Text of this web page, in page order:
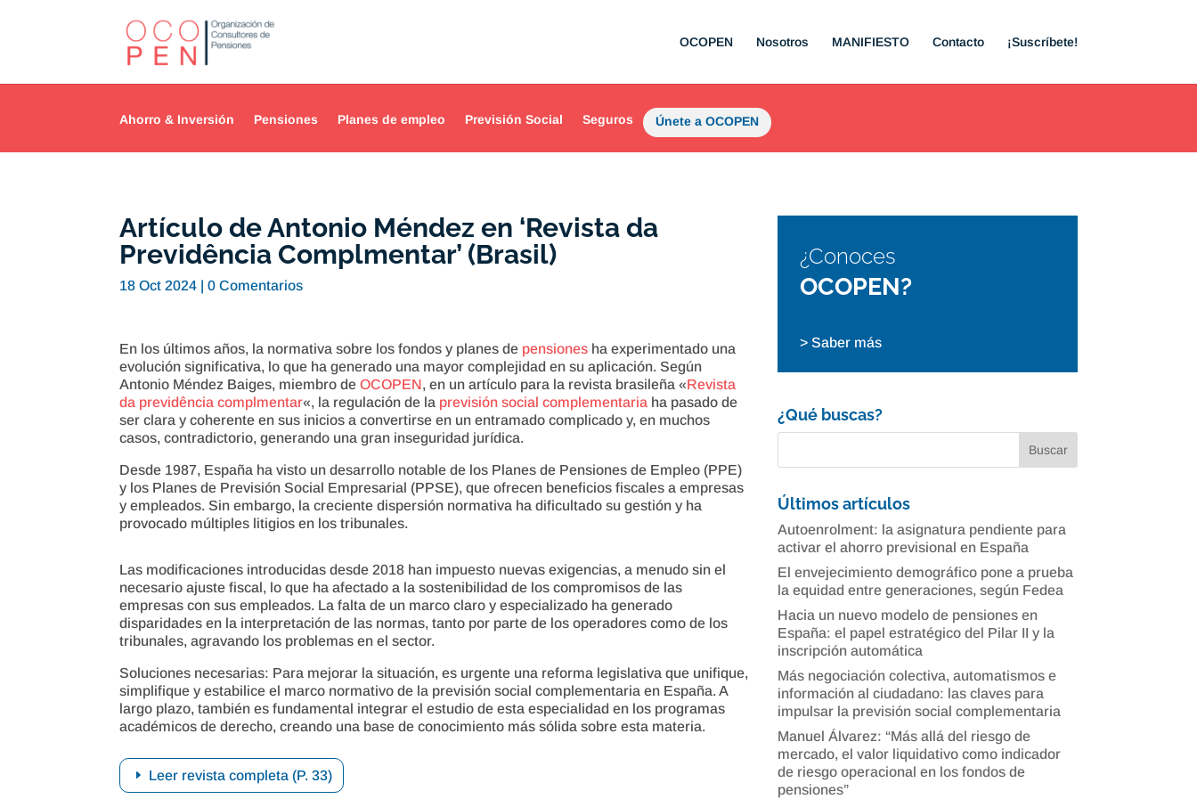
OCOPEN Nosotros MANIFIESTO Contacto ¡Suscríbete!
Ahorro & Inversión Pensiones Planes de empleo Previsión Social Seguros Únete a OCOPEN
Artículo de Antonio Méndez en ‘Revista da
Previdência Complmentar’ (Brasil)
18 Oct 2024 |0 Comentarios
En los últimos años, la normativa sobre los fondos y planes de pensiones ha experimentado una
evolución significativa, lo que ha generado una mayor complejidad en su aplicación. Según
Antonio Méndez Baiges, miembro deOCOPEN, en un artículo para la revista brasileña «Revista
da previdência complmentar«, la regulación de la previsión social complementaria ha pasado de
ser clara y coherente en sus inicios a convertirse en un entramado complicado y, en muchos
casos, contradictorio, generando una gran inseguridad jurídica.
Desde 1987, España ha visto un desarrollo notable de los Planes de Pensiones de Empleo (PPE)
y los Planes de Previsión Social Empresarial (PPSE), que ofrecen beneficios fiscales a empresas
y empleados. Sin embargo, la creciente dispersión normativa ha dificultado su gestión y ha
provocado múltiples litigios en los tribunales.
Las modificaciones introducidas desde 2018 han impuesto nuevas exigencias, a menudo sin el
necesario ajuste fiscal, lo que ha afectado a la sostenibilidad de los compromisos de las
empresas con sus empleados. La falta de un marco claro y especializado ha generado
disparidades en la interpretación de las normas, tanto por parte de los operadores como de los
tribunales, agravando los problemas en el sector.
Soluciones necesarias: Para mejorar la situación, es urgente una reforma legislativa que unifique,
simplifique y estabilice el marco normativo de la previsión social complementaria en España. A
largo plazo, también es fundamental integrar el estudio de esta especialidad en los programas
académicos de derecho, creando una base de conocimiento más sólida sobre esta materia.
Leer revista completa (P. 33)
¿Conoces
OCOPEN?
> Saber más
¿Qué buscas?
Últimos artículos
Autoenrolment: la asignatura pendiente para
activar el ahorro previsional en España
El envejecimiento demográfico pone a prueba
la equidad entre generaciones, según Fedea
Hacia un nuevo modelo de pensiones en
España: el papel estratégico del Pilar II y la
inscripción automática
Más negociación colectiva, automatismos e
información al ciudadano: las claves para
impulsar la previsión social complementaria
Manuel Álvarez: “Más allá del riesgo de
mercado, el valor liquidativo como indicador
de riesgo operacional en los fondos de
pensiones”